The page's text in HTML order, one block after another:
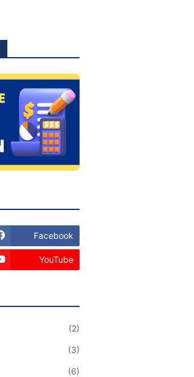
Facebook
YouTube
(2)
(3)
(6)